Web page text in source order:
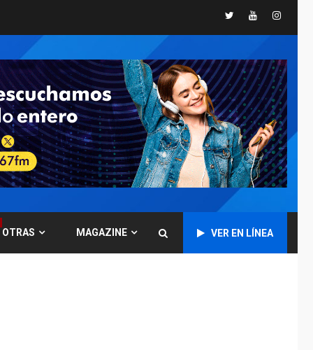
TwitterYoutube
OTRAS MAGAZINE VER EN LÍNEA
7
Gobierno nacional y
regional nos
respaldaron desde el
primer momento tras
terremotos del 24J
asegura Gustavo
Duque
NACIONALES
TITULARES
ÚLTIMA HORA
operaciones de carga
y descarga en
Aeropuerto de
Maiquetía